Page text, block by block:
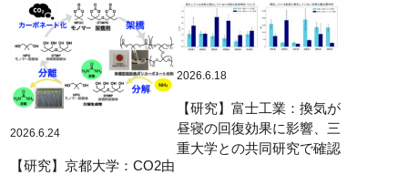
2026.6.24
【研究】京都大学：CO2由
2026.6.18
【研究】富士工業：換気が
昼寝の回復効果に影響、三
重大学との共同研究で確認